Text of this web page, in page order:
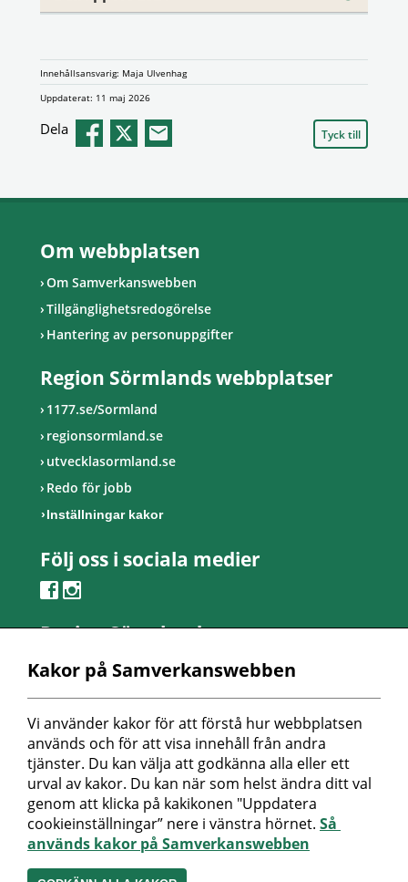
Innehållsansvarig: Maja Ulvenhag
Uppdaterat: 11 maj 2026
Dela Tyck till
Om webbplatsen
Om Samverkanswebben
Tillgänglighetsredogörelse
Hantering av personuppgifter
Region Sörmlands webbplatser
1177.se/Sormland
regionsormland.se
utvecklasormland.se
Redo för jobb
Inställningar kakor
Följ oss i sociala medier
Region Sörmland
Kontaktcenter
Telefon: 0155-24 50 00
Besöksadress:
Länsmansvägen 6
Nyköpings lasarett
Postadress:
Repslagaregatan 19
611 88 Nyköping
Peppol-id: 0007: 2321000032
Kakor på Samverkanswebben
Vi använder kakor för att förstå hur webbplatsen
används och för att visa innehåll från andra
tjänster. Du kan välja att godkänna alla eller ett
urval av kakor. Du kan när som helst ändra ditt val
genom att klicka på kakikonen "Uppdatera
cookieinställningar” nere i vänstra hörnet. Så
används kakor på Samverkanswebben